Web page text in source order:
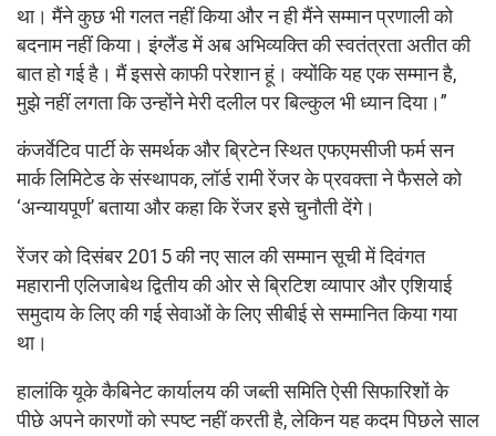
था। मैंने कुछ भी गलत नहीं किया और न ही मैंने सम्मान प्रणाली को
बदनाम नहीं किया। इंग्लैंड में अब अभिव्यक्ति की स्वतंत्रता अतीत की
बात हो गई है। मैं इससे काफी परेशान हूं। क्योंकि यह एक सम्मान है,
मुझे नहीं लगता कि उन्होंने मेरी दलील पर बिल्कुल भी ध्यान दिया।”
कंजर्वेटिव पार्टी के समर्थक और ब्रिटेन स्थित एफएमसीजी फर्म सन
मार्क लिमिटेड के संस्थापक, लॉर्ड रामी रेंजर के प्रवक्ता ने फैसले को
‘अन्यायपूर्ण’ बताया और कहा कि रेंजर इसे चुनौती देंगे।
रेंजर को दिसंबर 2015 की नए साल की सम्मान सूची में दिवंगत
महारानी एलिजाबेथ द्वितीय की ओर से ब्रिटिश व्यापार और एशियाई
समुदाय के लिए की गई सेवाओं के लिए सीबीई से सम्मानित किया गया
था।
हालांकि यूके कैबिनेट कार्यालय की जब्ती समिति ऐसी सिफारिशों के
पीछे अपने कारणों को स्पष्ट नहीं करती है, लेकिन यह कदम पिछले साल